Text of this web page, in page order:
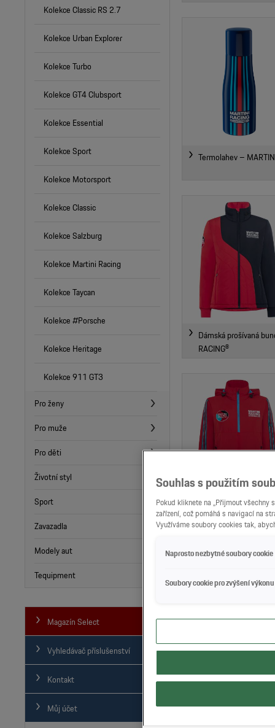
Termolahev –
Dámská prošívaná
RACING®
Dámská větrovka –
RACING®
Kolekce Classic RS 2.7
Kolekce Urban Explorer
Kolekce Turbo
Kolekce GT4 Clubsport
Kolekce Essential
Kolekce Sport
Kolekce Motorsport
Kolekce Classic
Kolekce Salzburg
Kolekce Martini Racing
Kolekce Taycan
Kolekce #Porsche
Kolekce Heritage
Kolekce 911 GT3
Pro ženy
Pro muže
Pro děti
Životní styl
Sport
Zavazadla
Modely aut
Tequipment
Magazín Select
Vyhledávač příslušenství
Kontakt
Můj účet
Souhlas s použitím
Pokud kliknete na „Přijmout
zařízení, což pomáhá s navigací na
Využíváme soubory cookies tak,
Naprosto nezbytné soubory cookie
Soubory cookie pro zvýšení výkonu